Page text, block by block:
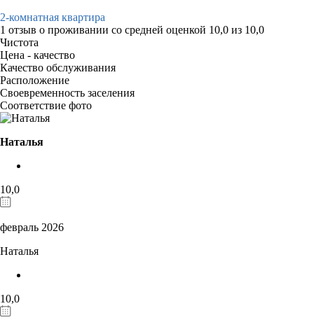
2-комнатная квартира
1 отзыв о проживании со средней оценкой 10,0 из 10,0
Чистота
Цена - качество
Качество обслуживания
Расположение
Своевременность заселения
Соответствие фото
Наталья
10,0
февраль 2026
Наталья
10,0